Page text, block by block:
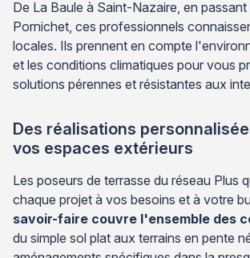
De La Baule à Saint-Nazaire, en
Pornichet, ces professionnels
locales. Ils prennent en compte
et les conditions climatiques pour vous
solutions pérennes et résistantes aux
Des réalisations
vos espaces extérieurs
Les poseurs de terrasse du réseau Plus
chaque projet à vos besoins et à votre
savoir-faire couvre l'ensemble des
du simple sol plat aux terrains en pente